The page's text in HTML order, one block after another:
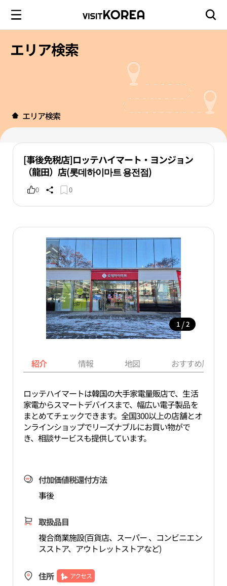
エリア検索
エリア検索
[事後免税店]ロッテハイマート・ヨンジョン
（龍田）店(롯데하이마트 용전점)
0 0
1 / 2
紹介 情報 地図 おすすめ周辺
ロッテハイマートは韓国の大手家電量販店で、生活
家電からスマートデバイスまで、幅広い電子製品を
まとめてチェックできます。全国300以上の店舗とオ
ンラインショップでリーズナブルにお買い物がで
き、相談サービスも提供しています。
付加価値税還付方法
事後
取扱品目
複合商業施設(百貨店、スーパー 、コンビニエン
スストア、アウトレットストアなど)
住所 アクセス